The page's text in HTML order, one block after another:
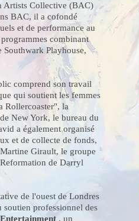
Artists Collective (BAC)
BAC, il a cofondé
et de performance au
combinant
Southwark Playhouse,
comprend son travail
qui soutient les femmes
Rollercoaster", la
New York, le bureau du
a également organisé
et de collecte de fonds,
Girault, le groupe
de Darryl
de l'ouest de Londres
soutien professionnel des
, un